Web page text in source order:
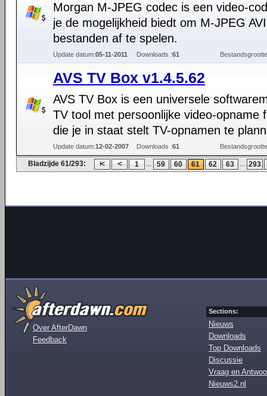
Morgan M-JPEG codec is een video-
je de mogelijkheid biedt om M-JPEG AVI
bestanden af te spelen.
Update datum:05-11-2011 Downloads :61
AVS TV Box v1.4.5.62
AVS TV Box is een universele
TV tool met persoonlijke video-opname
die je in staat stelt TV-opnamen te
Update datum:12-02-2007 Downloads :61
Bladzijde 61/293: 1 ... 59 60 61 62 63 ... 293
Over AfterDawn
Feedback
Sections:
Nieuws
Downloads
Top Downloads
Discussie
Vraag en
Nieuws2.nl